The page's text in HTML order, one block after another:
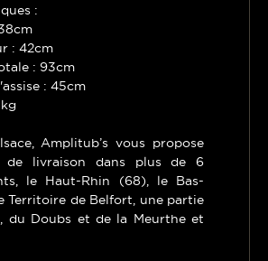
:
: 42cm
: 93cm
: 45cm
Amplitub’s vous propose
de livraison dans plus de 6
le Haut-Rhin (68), le Bas-
Territoire de Belfort, une partie
du Doubs et de la Meurthe et